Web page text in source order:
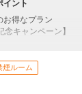
す。
て合計7種類のお風
のご案内
子様（小学生）は、
イント
お得なプラン
念キャンペーン】
宿泊を自由に組み合
にも最適！
煙ルーム